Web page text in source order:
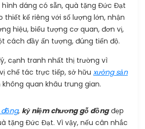
dáng có sẵn, quà tặng Đức Đạt
kế riêng với số lượng lớn, nhận
hiệu, biểu tượng cơ quan, đơn vị,
cách đầy ấn tượng, đúng tiến độ.
cạnh tranh nhất thị trường vì
chế tác trực tiếp, sở hữu xưởng sản
quan khâu trung gian.
, kỷ niệm chương gỗ đồngđẹp
tặng Đức Đạt. Vì vậy, nếu cân nhắc